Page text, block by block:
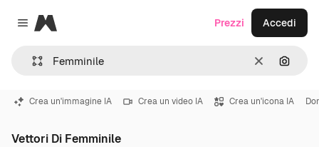
Close menu
Magnific
CancellaCerca
Prezzi Accedi
Crea un'immagine IA Crea un video IA Crea un'icona IA
Vettori Di Femminile